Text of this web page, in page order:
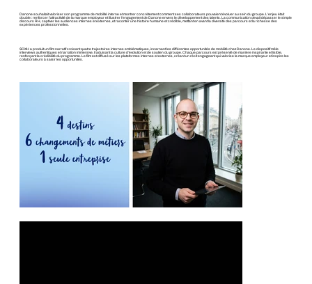
Danone souhaitait valoriser son programme de mobilité interne et montrer concrètement comment ses collaborateurs pouvaient évoluer au sein du groupe. L’enjeu était
double : renforcer l’attractivité de la marque employeur et illustrer l’engagement de Danone envers le développement des talents. La communication devait dépasser le simple
discours RH, captiver les audiences internes et externes, et raconter une histoire humaine et crédible, mettant en avant la diversité des parcours et la richesse des
expériences professionnelles.
SOXH a produit un film narratif croisant quatre trajectoires internes emblématiques, incarnant les différentes opportunités de mobilité chez Danone. Le dispositif mêle
interviews authentiques et narration immersive, traduisant la culture d’évolution et de soutien du groupe. Chaque parcours est présenté de manière inspirante et lisible,
renforçant la crédibilité du programme. Le film est diffusé sur les plateformes internes et externes, créant un récit engageant qui valorise la marque employeur et inspire les
collaborateurs à saisir les opportunités.